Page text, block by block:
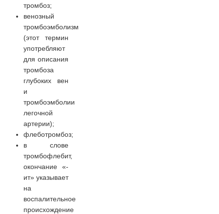
тромбоз;
венозный
тромбоэмболизм
(этот термин
употребляют
для описания
тромбоза
глубоких вен
и
тромбоэмболии
легочной
артерии);
флеботромбоз;
в слове
тромбофлебит,
окончание «-
ит» указывает
на
воспалительное
происхождение